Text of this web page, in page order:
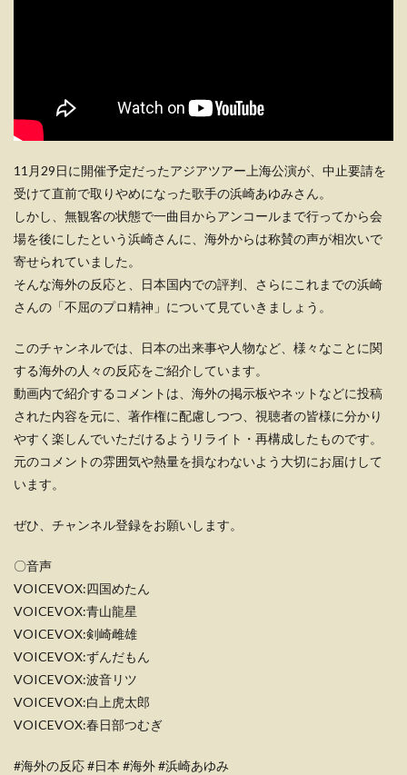
11月29日に開催予定だったアジアツアー上海公演が、中止要請を
受けて直前で取りやめになった歌手の浜崎あゆみさん。
しかし、無観客の状態で一曲目からアンコールまで行ってから会
場を後にしたという浜崎さんに、海外からは称賛の声が相次いで
寄せられていました。
そんな海外の反応と、日本国内での評判、さらにこれまでの浜崎
さんの「不屈のプロ精神」について見ていきましょう。
このチャンネルでは、日本の出来事や人物など、様々なことに関
する海外の人々の反応をご紹介しています。
動画内で紹介するコメントは、海外の掲示板やネットなどに投稿
された内容を元に、著作権に配慮しつつ、視聴者の皆様に分かり
やすく楽しんでいただけるようリライト・再構成したものです。
元のコメントの雰囲気や熱量を損なわないよう大切にお届けして
います。
ぜひ、チャンネル登録をお願いします。
〇音声
VOICEVOX:四国めたん
VOICEVOX:青山龍星
VOICEVOX:剣崎雌雄
VOICEVOX:ずんだもん
VOICEVOX:波音リツ
VOICEVOX:白上虎太郎
VOICEVOX:春日部つむぎ
#海外の反応 #日本 #海外 #浜崎あゆみ